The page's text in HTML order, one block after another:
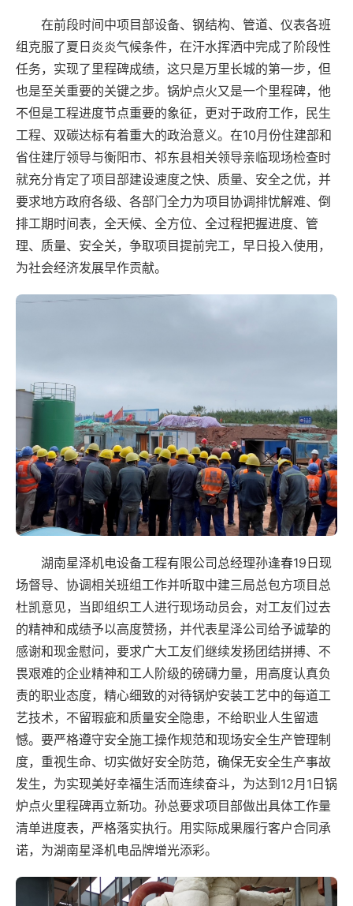
在前段时间中项目部设备、钢结构、管道、仪表各班
组克服了夏日炎炎气候条件，在汗水挥洒中完成了阶段性
任务，实现了里程碑成绩，这只是万里长城的第一步，但
也是至关重要的关键之步。锅炉点火又是一个里程碑，他
不但是工程进度节点重要的象征，更对于政府工作，民生
工程、双碳达标有着重大的政治意义。在10月份住建部和
省住建厅领导与衡阳市、祁东县相关领导亲临现场检查时
就充分肯定了项目部建设速度之快、质量、安全之优，并
要求地方政府各级、各部门全力为项目协调排忧解难、倒
排工期时间表，全天候、全方位、全过程把握进度、管
理、质量、安全关，争取项目提前完工，早日投入使用，
为社会经济发展早作贡献。
湖南星泽机电设备工程有限公司总经理孙逢春19日现
场督导、协调相关班组工作并听取中建三局总包方项目总
杜凯意见，当即组织工人进行现场动员会，对工友们过去
的精神和成绩予以高度赞扬，并代表星泽公司给予诚挚的
感谢和现金慰问，要求广大工友们继续发扬团结拼搏、不
畏艰难的企业精神和工人阶级的磅礴力量，用高度认真负
责的职业态度，精心细致的对待锅炉安装工艺中的每道工
艺技术，不留瑕疵和质量安全隐患，不给职业人生留遗
憾。要严格遵守安全施工操作规范和现场安全生产管理制
度，重视生命、切实做好安全防范，确保无安全生产事故
发生，为实现美好幸福生活而连续奋斗，为达到12月1日锅
炉点火里程碑再立新功。孙总要求项目部做出具体工作量
清单进度表，严格落实执行。用实际成果履行客户合同承
诺，为湖南星泽机电品牌增光添彩。